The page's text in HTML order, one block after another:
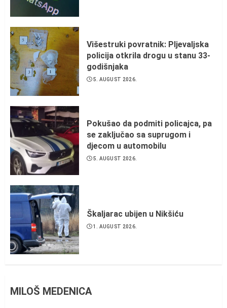
Višestruki povratnik: Pljevaljska
policija otkrila drogu u stanu 33-
godišnjaka
5. AUGUST 2026.
Pokušao da podmiti policajca, pa
se zaključao sa suprugom i
djecom u automobilu
5. AUGUST 2026.
Škaljarac ubijen u Nikšiću
1. AUGUST 2026.
MILOŠ MEDENICA